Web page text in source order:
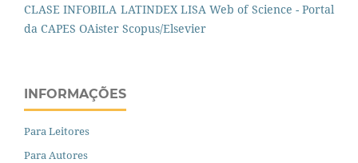
CLASE INFOBILA LATINDEX LISA Web of Science - Portal
da CAPES OAister Scopus/Elsevier
INFORMAÇÕES
Para Leitores
Para Autores